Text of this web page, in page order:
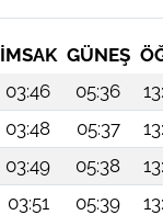
İMSAK GÜNEŞ
03:46 05:36
03:48 05:37
03:49 05:38
03:51 05:39